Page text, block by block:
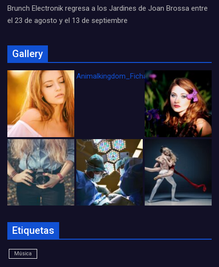
Brunch Electronik regresa a los Jardines de Joan Brossa entre
el 23 de agosto y el 13 de septiembre
Gallery
Animalkingdom_FichaCine
Etiquetas
Música